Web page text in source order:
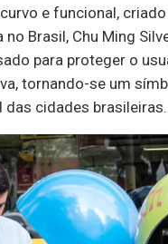
e funcional,
Brasil, Chu Ming
para proteger o
tornando-se um
das cidades brasileiras.